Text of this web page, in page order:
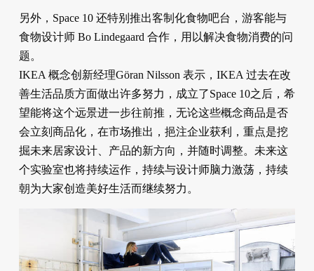
另外，Space 10 还特别推出客制化食物吧台，游客能与
食物设计师 Bo Lindegaard 合作，用以解决食物消费的问
题。
IKEA 概念创新经理Göran Nilsson 表示，IKEA 过去在改
善生活品质方面做出许多努力，成立了Space 10之后，希
望能将这个远景进一步往前推，无论这些概念商品是否
会立刻商品化，在市场推出，挹注企业获利，重点是挖
掘未来居家设计、产品的新方向，并随时调整。未来这
个实验室也将持续运作，持续与设计师脑力激荡，持续
朝为大家创造美好生活而继续努力。